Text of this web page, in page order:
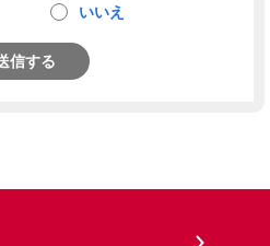
いいえ
信する